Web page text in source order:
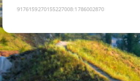
9176159270155227008:1786002870